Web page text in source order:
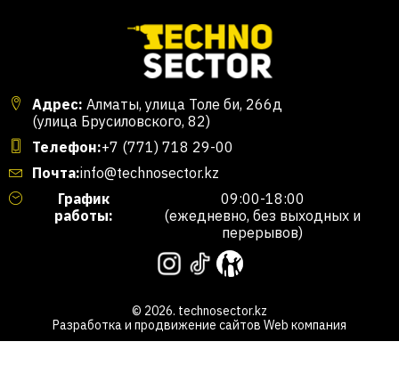
Адрес: Алматы, улица Толе би, 266д
(улица Брусиловского, 82)
Телефон:+7 (771) 718 29-00
Почта:info@technosector.kz
График
работы:
09:00-18:00
(ежедневно, без выходных и
перерывов)
© 2026. technosector.kz
Разработка и продвижение сайтов Web компания